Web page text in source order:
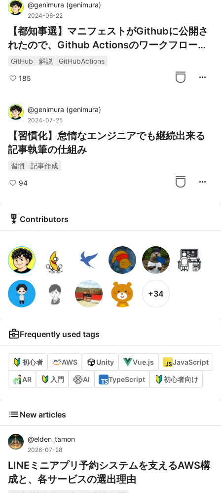
@genimura (genimura)
2024-06-22
【都知事選】マニフェストがGithubに公開さ
れたので、Github Actionsのワークフローで
何をしているのか解説する
GitHub 解説 GitHubActions
185 more_horiz
@genimura (genimura)
2024-07-25
【習慣化】怠惰なエンジニアでも継続出来る
記事執筆の仕組み
習慣 記事作成
94 more_horiz
military_tech Contributors
+34
business_centerFrequently used tags
初心者 AWS Unity Vue.js JavaScript
AR 入門 AI TypeScript 初心者向け
list New articles
@elden_tamon
2026-07-28
LINEミニアプリ予約システムを支えるAWS構
成と、各サービスの選出理由